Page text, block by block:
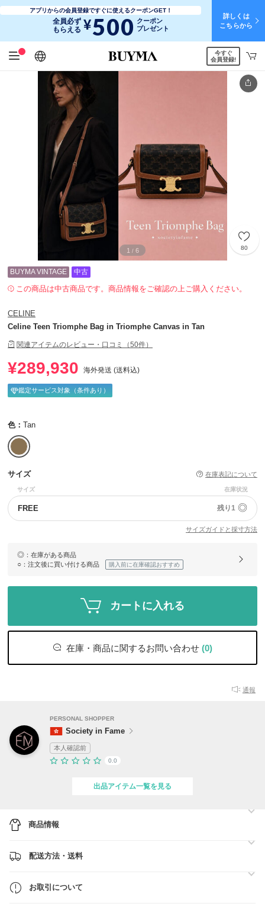
アプリからの会員登録ですぐに使えるクーポンGET！
全員必ず
もらえる ¥500 クーポン
プレゼント
詳しくは
こちらから
日本語
English
简体中文
繁體中文
今すぐ
会員登録!
1 / 6 80
BUYMA VINTAGE 中古
この商品は中古商品です。商品情報をご確認の上ご購入ください。
CELINE
Celine Teen Triomphe Bag in Triomphe Canvas in Tan
関連アイテムのレビュー・口コミ（50件）
¥289,930 海外発送 (送料込)
鑑定サービス対象（条件あり）
色： Tan
サイズ 在庫表記について
サイズ 在庫状況
FREE 残り1 ◎
サイズガイドと採寸方法
◎ ：在庫がある商品
○ ：注文後に買い付ける商品 購入前に在庫確認おすすめ
カートに入れる
在庫・商品に関するお問い合わせ (0)
通報
PERSONAL SHOPPER
Society in Fame
本人確認前
0.0
出品アイテム一覧を見る
商品情報
配送方法・送料
お取引について